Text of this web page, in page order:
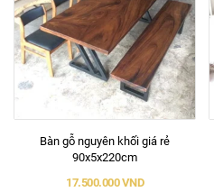
Bàn gỗ nguyên khối giá rẻ
90x5x220cm
17.500.000 VND